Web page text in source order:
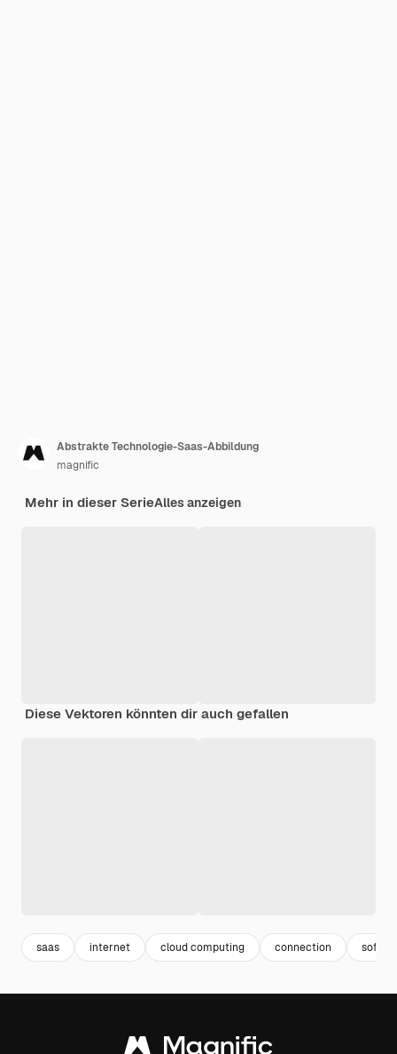
Abstrakte Technologie-Saas-Abbildung
magnific
Mehr in dieser SerieAlles anzeigen
Diese Vektoren könnten dir auch gefallen
saas internet cloud computing connection